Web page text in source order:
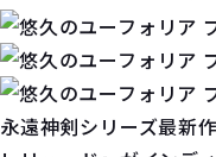
永遠神剣シリーズ最新